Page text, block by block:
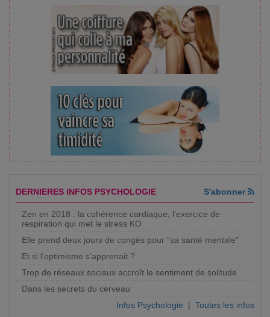
DERNIERES INFOS PSYCHOLOGIE S'abonner
Zen en 2018 : la cohérence cardiaque, l'exercice de
respiration qui met le stress KO
Elle prend deux jours de congés pour "sa santé mentale"
Et si l'optimisme s'apprenait ?
Trop de réseaux sociaux accroît le sentiment de solitude
Dans les secrets du cerveau
Infos Psychologie | Toutes les infos